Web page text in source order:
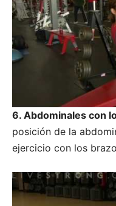
6. Abdominales con
posición de la
ejercicio con los